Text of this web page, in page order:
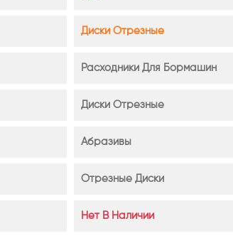
Диски Отрезные
Расходники Для Бормашин
Диски Отрезные
Абразивы
Отрезные Диски
Нет В Наличии